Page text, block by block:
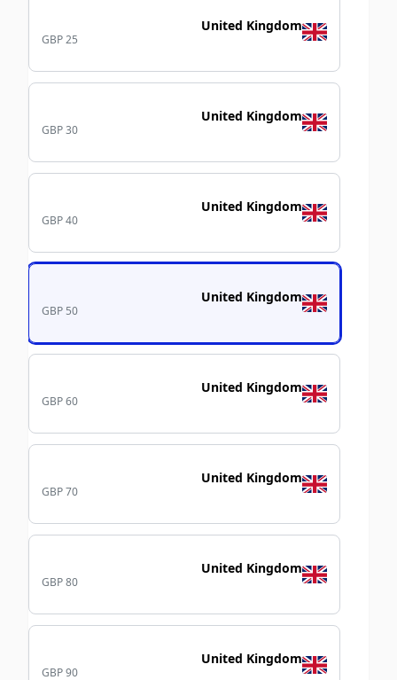
United Kingdom
GBP 25
United Kingdom
GBP 30
United Kingdom
GBP 40
United Kingdom
GBP 50
United Kingdom
GBP 60
United Kingdom
GBP 70
United Kingdom
GBP 80
United Kingdom
GBP 90